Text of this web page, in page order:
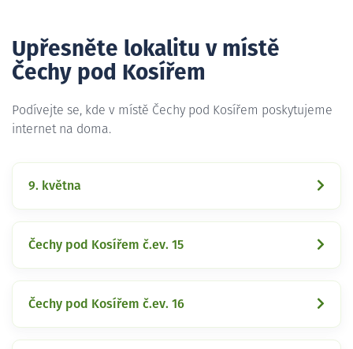
Upřesněte lokalitu v místě
Čechy pod Kosířem
Podívejte se, kde v místě Čechy pod Kosířem poskytujeme
internet na doma.
9. května
Čechy pod Kosířem č.ev. 15
Čechy pod Kosířem č.ev. 16